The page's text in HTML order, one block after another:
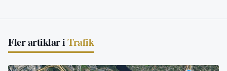
Fler artiklar iTrafik